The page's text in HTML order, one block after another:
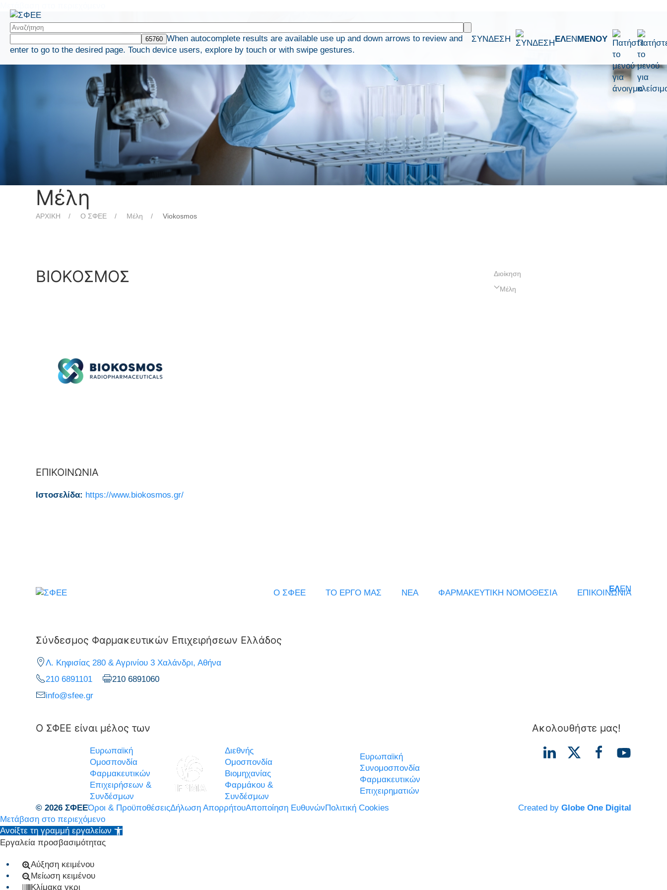
When autocomplete results are available use up and down arrows to review and
enter to go to the desired page. Touch device users, explore by touch or with swipe gestures.
ΣΥΝΔΕΣΗ ΕΛEN ΜΕΝΟΥ
Μέλη
ΑΡΧΙΚΗ Ο ΣΦΕΕ Μέλη Viokosmos
ΒΙΟΚΟΣΜΟΣ
ΕΠΙΚΟΙΝΩΝΙΑ
Ιστοσελίδα: https://www.biokosmos.gr/
Διοίκηση
Μέλη
ΕΛEN
Ο ΣΦΕΕ ΤΟ ΕΡΓΟ ΜΑΣ ΝΕΑ ΦΑΡΜΑΚΕΥΤΙΚΗ ΝΟΜΟΘΕΣΙΑ ΕΠΙΚΟΙΝΩΝΙΑ
Σύνδεσμος Φαρμακευτικών Επιχειρήσεων Ελλάδος
Λ. Κηφισίας 280 & Αγρινίου 3 Χαλάνδρι, Αθήνα
210 6891101
210 6891060
info@sfee.gr
Ο ΣΦΕΕ είναι μέλος των
Ευρωπαϊκή
Ομοσπονδία
Φαρμακευτικών
Επιχειρήσεων &
Συνδέσμων
Διεθνής
Ομοσπονδία
Βιομηχανίας
Φαρμάκου &
Συνδέσμων
Ευρωπαϊκή
Συνομοσπονδία
Φαρμακευτικών
Επιχειρηματιών
Ακολουθήστε μας!
© 2026 ΣΦΕΕΌροι & ΠροϋποθέσειςΔήλωση ΑπορρήτουΑποποίηση ΕυθυνώνΠολιτική Cookies Created by Globe One Digital
Μετάβαση στο περιεχόμενο
Ανοίξτε τη γραμμή εργαλείων
Εργαλεία προσβασιμότητας
Αύξηση κειμένου
Μείωση κειμένου
Κλίμακα γκρι